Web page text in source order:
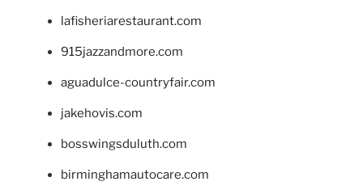
lafisheriarestaurant.com
915jazzandmore.com
aguadulce-countryfair.com
jakehovis.com
bosswingsduluth.com
birminghamautocare.com